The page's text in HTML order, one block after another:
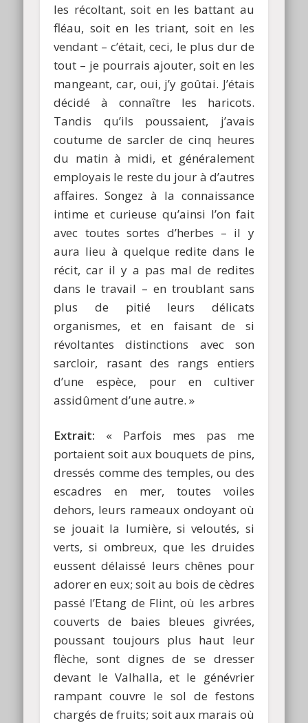
les récoltant, soit en les battant au
fléau, soit en les triant, soit en les
vendant – c’était, ceci, le plus dur de
tout – je pourrais ajouter, soit en les
mangeant, car, oui, j’y goûtai. J’étais
décidé à connaître les haricots.
Tandis qu’ils poussaient, j’avais
coutume de sarcler de cinq heures
du matin à midi, et généralement
employais le reste du jour à d’autres
affaires. Songez à la connaissance
intime et curieuse qu’ainsi l’on fait
avec toutes sortes d’herbes – il y
aura lieu à quelque redite dans le
récit, car il y a pas mal de redites
dans le travail – en troublant sans
plus de pitié leurs délicats
organismes, et en faisant de si
révoltantes distinctions avec son
sarcloir, rasant des rangs entiers
d’une espèce, pour en cultiver
assidûment d’une autre. »
Extrait: « Parfois mes pas me
portaient soit aux bouquets de pins,
dressés comme des temples, ou des
escadres en mer, toutes voiles
dehors, leurs rameaux ondoyant où
se jouait la lumière, si veloutés, si
verts, si ombreux, que les druides
eussent délaissé leurs chênes pour
adorer en eux; soit au bois de cèdres
passé l’Etang de Flint, où les arbres
couverts de baies bleues givrées,
poussant toujours plus haut leur
flèche, sont dignes de se dresser
devant le Valhalla, et le génévrier
rampant couvre le sol de festons
chargés de fruits; soit aux marais où